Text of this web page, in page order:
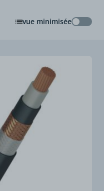
vue minimiséevue